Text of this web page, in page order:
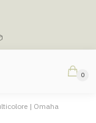
0
| Omaha